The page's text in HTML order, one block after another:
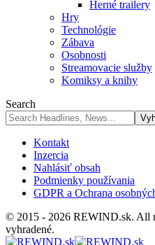
Herné trailery
Hry
Technológie
Zábava
Osobnosti
Streamovacie služby
Komiksy a knihy
Search
Kontakt
Inzercia
Nahlásiť obsah
Podmienky používania
GDPR a Ochrana
© 2015 - 2026 REWIND.sk. All
vyhradené.